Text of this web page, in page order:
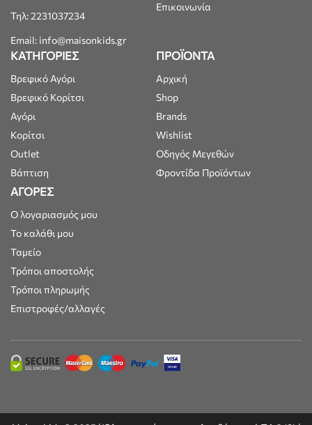
Τηλ: 2231037234
Email: info@maisonkids.gr
Επικοινωνία
ΚΑΤΗΓΟΡΙΕΣ
Βρεφικό Αγόρι
Βρεφικό Κορίτσι
Αγόρι
Κορίτσι
Outlet
Βάπτιση
ΠΡΟΪΟΝΤΑ
Αρχική
Shop
Brands
Wishlist
Οδηγός Μεγεθών
Φροντίδα Προϊόντων
ΑΓΟΡΕΣ
Ο λογαριασμός μου
Το καλάθι μου
Ταμείο
Τρόποι αποστολής
Τρόποι πληρωμής
Επιστροφές/αλλαγές